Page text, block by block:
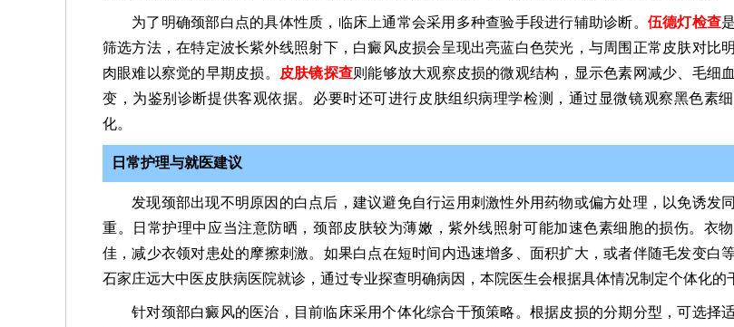
为了明确颈部白点的具体性质，临床上通常会采用多种查验手段进行辅助诊断。 伍德灯检查
筛选方法，在特定波长紫外线照射下，白癜风皮损会呈现出亮蓝白色荧光，与周围正常皮肤对比
肉眼难以察觉的早期皮损。
皮肤镜探查则能够放大观察皮损的微观结构，显示色素网减少、毛细
变，为鉴别诊断提供客观依据。必要时还可进行皮肤组织病理学检测，通过显微镜观察黑色素
化。
日常护理与就医建议
发现颈部出现不明原因的白点后，建议避免自行运用刺激性外用药物或偏方处理，以免诱发
重。日常护理中应当注意防晒，颈部皮肤较为薄嫩，紫外线照射可能加速色素细胞的损伤。衣
佳，减少衣领对患处的摩擦刺激。如果白点在短时间内迅速增多、面积扩大，或者伴随毛发变白
石家庄远大中医皮肤病医院就诊，通过专业探查明确病因，本院医生会根据具体情况制定个体化的
针对颈部白癜风的医治，目前临床采用个体化综合干预策略。根据皮损的分期分型，可选择